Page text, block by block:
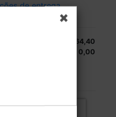
de entrega.
R$ 6.164,40
R$ 0,00